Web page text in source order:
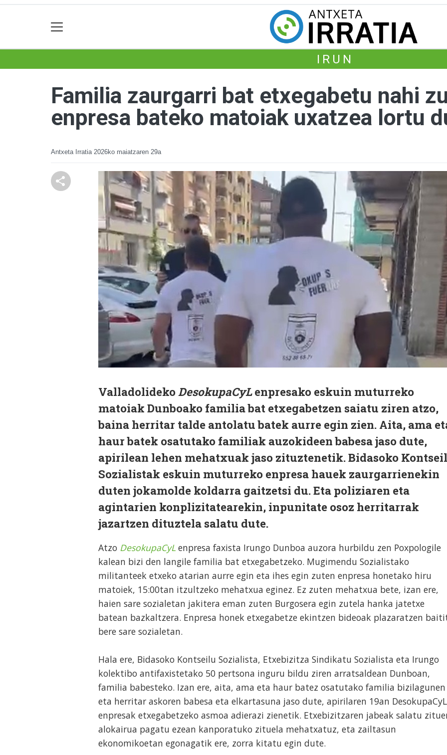
IRUN
Familia zaurgarri bat etxegabetu nahi
enpresa bateko matoiak uxatzea lortu
Antxeta Irratia 2026ko maiatzaren 29a
ValladolidekoDesokupaCyLenpresako eskuin muturreko
matoiak Dunboako familia bat etxegabetzen saiatu ziren atzo,
baina herritar talde antolatu batek aurre egin zien. Aita, ama
haur batek osatutako familiak auzokideen babesa jaso dute,
apirilean lehen mehatxuak jaso zituztenetik. Bidasoko
Sozialistak eskuin muturreko enpresa hauek zaurgarrienekin
duten jokamolde koldarra gaitzetsi du. Eta poliziaren eta
agintarien konplizitatearekin, inpunitate osoz herritarrak
jazartzen dituztela salatu dute.
Atzo DesokupaCyL enpresa faxista Irungo Dunboa auzora hurbildu zen Poxpologile
kalean bizi den langile familia bat etxegabetzeko. Mugimendu Sozialistako
militanteek etxeko atarian aurre egin eta ihes egin zuten enpresa honetako hiru
matoiek, 15:00tan itzultzeko mehatxua eginez. Ez zuten mehatxua bete, izan ere,
haien sare sozialetan jakitera eman zuten Burgosera egin zutela hanka jatetxe
batean bazkaltzera. Enpresa honek etxegabetze ekintzen bideoak plazaratzen
bere sare sozialetan.
Hala ere, Bidasoko Kontseilu Sozialista, Etxebizitza Sindikatu Sozialista eta Irungo
kolektibo antifaxistetako 50 pertsona inguru bildu ziren arratsaldean Dunboan,
familia babesteko. Izan ere, aita, ama eta haur batez osatutako familia bizilagunen
eta herritar askoren babesa eta elkartasuna jaso dute, apirilaren 19an DesokupaCyL
enpresak etxegabetzeko asmoa adierazi zienetik. Etxebizitzaren jabeak salatu
alokairua pagatu ezean kanporatuko zituela mehatxatuz, eta zailtasun
ekonomikoetan egonagatik ere, zorra kitatu egin dute.